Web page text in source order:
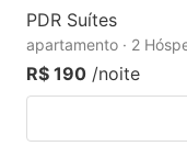
PDR Suítes
apartamento · 2
R$ 190 /noite